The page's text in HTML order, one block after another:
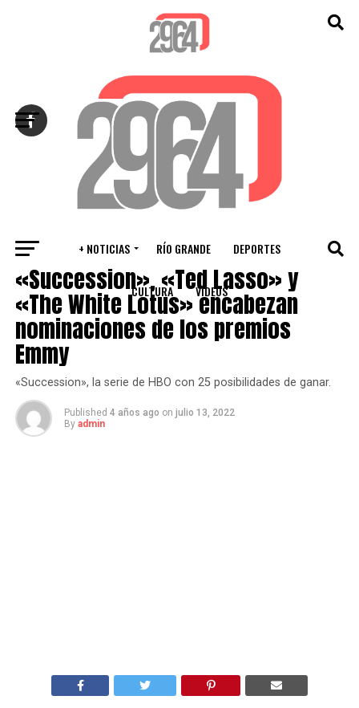
+ NOTICIAS RÍO GRANDE DEPORTES
CULTURA VIDEOS
CULTURA
«Succession», «Ted Lasso» y
«The White Lotus» encabezan
nominaciones de los premios
Emmy
«Succession», la serie de HBO con 25 posibilidades de ganar.
Published 4 años ago on julio 13, 2022
By admin
Salir de la versión móvil